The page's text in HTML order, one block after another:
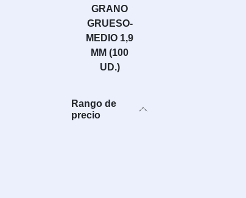
GRANO
GRUESO-
MEDIO 1,9
MM (100
UD.)
Rango de
precio